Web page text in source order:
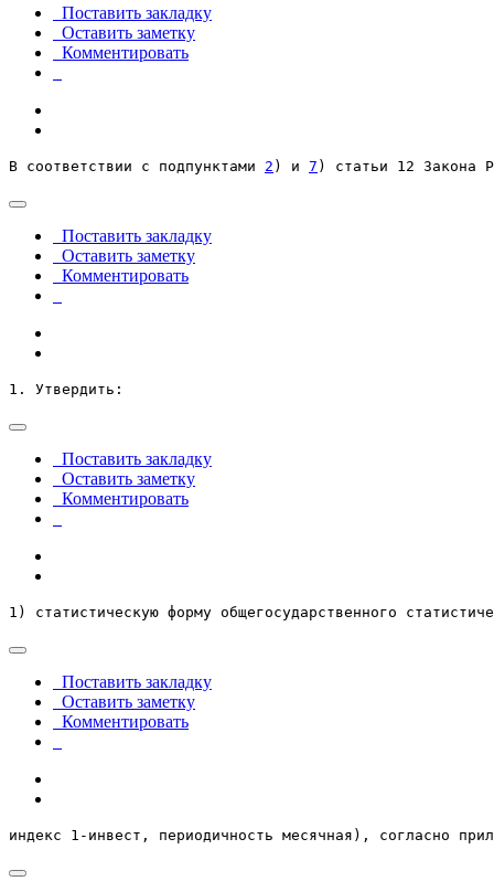
Поставить закладку
Оставить заметку
Комментировать
В соответствии с подпунктами 2 ) и 7 ) статьи 12 Закона
Поставить закладку
Оставить заметку
Комментировать
1. Утвердить:
Поставить закладку
Оставить заметку
Комментировать
1) статистическую форму общегосударственного
Поставить закладку
Оставить заметку
Комментировать
индекс 1-инвест, периодичность месячная), согласно